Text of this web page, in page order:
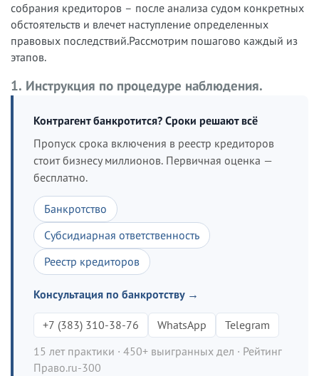
собрания кредиторов – после анализа судом конкретных
обстоятельств и влечет наступление определенных
правовых последствий.Рассмотрим пошагово каждый из
этапов.
1. Инструкция по процедуре наблюдения.
Контрагент банкротится? Сроки решают всё
Пропуск срока включения в реестр кредиторов
стоит бизнесу миллионов. Первичная оценка —
бесплатно.
Банкротство
Субсидиарная ответственность
Реестр кредиторов
Консультация по банкротству →
+7 (383) 310-38-76 WhatsApp
Telegram
15 лет практики · 450+ выигранных дел · Рейтинг
Право.ru-300